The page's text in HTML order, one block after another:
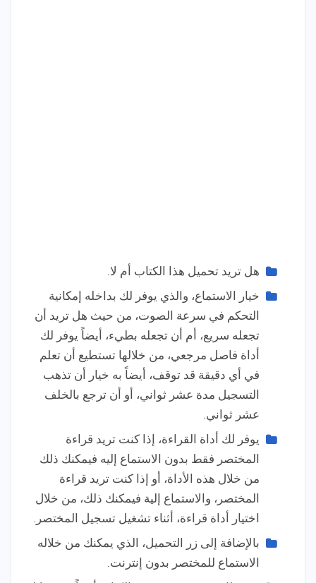
هل تريد تحميل هذا الكتاب أم لا.
خيار الاستماع، والذي يوفر لك بداخله إمكانية
التحكم في سرعة الصوت، من حيث هل تريد أن
تجعله سريع، أم أن تجعله بطيء، أيضاً يوفر لك
أداة فاصل مرجعي، من خلالها تستطيع أن تعلم
في أي دقيقة قد توقف، أيضاً به خيار أن تذهب
التسجيل مدة عشر ثواني، أو أن ترجع بالخلف
عشر ثواني.
يوفر لك أداة القراءة، إذا كنت تريد قراءة
المختصر فقط بدون الاستماع إليه فيمكنك ذلك
من خلال هذه الأداة، أو إذا كنت تريد قراءة
المختصر، والاستماع إلية فيمكنك ذلك، من خلال
اختيار أداة قراءة، أثناء تشغيل تسجيل المختصر.
بالإضافة إلى زر التحميل، الذي يمكنك من خلاله
الاستماع للمختصر بدون إنترنت.